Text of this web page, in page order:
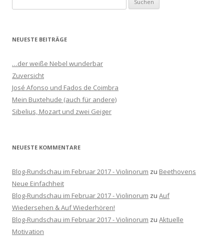
u
h
n
a
c
h
NEUESTE BEITRÄGE
…der weiße Nebel wunderbar
Zuversicht
José Afonso und Fados de Coimbra
Mein Buxtehude (auch für andere)
Sibelius, Mozart und zwei Geiger
NEUESTE KOMMENTARE
Blog-Rundschau im Februar 2017 - Violinorum zu Beethovens
Neue Einfachheit
Blog-Rundschau im Februar 2017 - Violinorum zu Auf
Wiedersehen & Auf Wiederhören!
Blog-Rundschau im Februar 2017 - Violinorum zu Aktuelle
Motivation